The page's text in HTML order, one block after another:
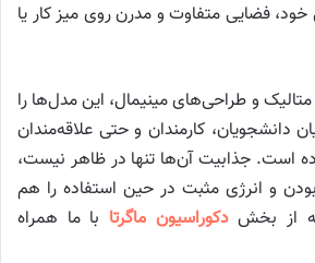
فضایی متفاوت و مدرن روی میز کار یا
و طراحی‌های مینیمال، این مدل‌ها را
دانشجویان، کارمندان و حتی علاقه‌مندان
است. جذابیت آن‌ها تنها در ظاهر نیست،
و انرژی مثبت در حین استفاده را هم
از بخشدکوراسیون ماگرتا با ما همراه